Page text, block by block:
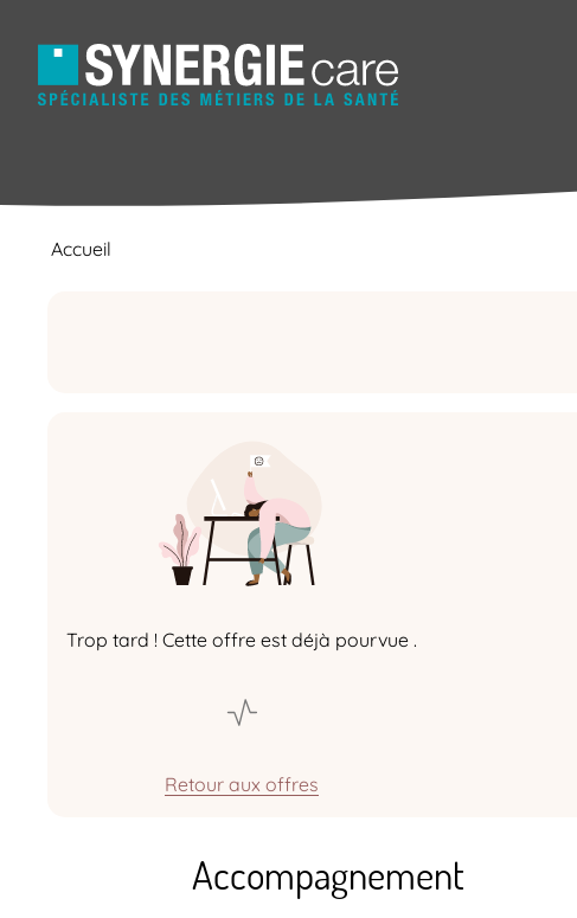
Accueil
Trop tard ! Cette offre est déjà pourvue .
Retour aux offres
Accompagnement